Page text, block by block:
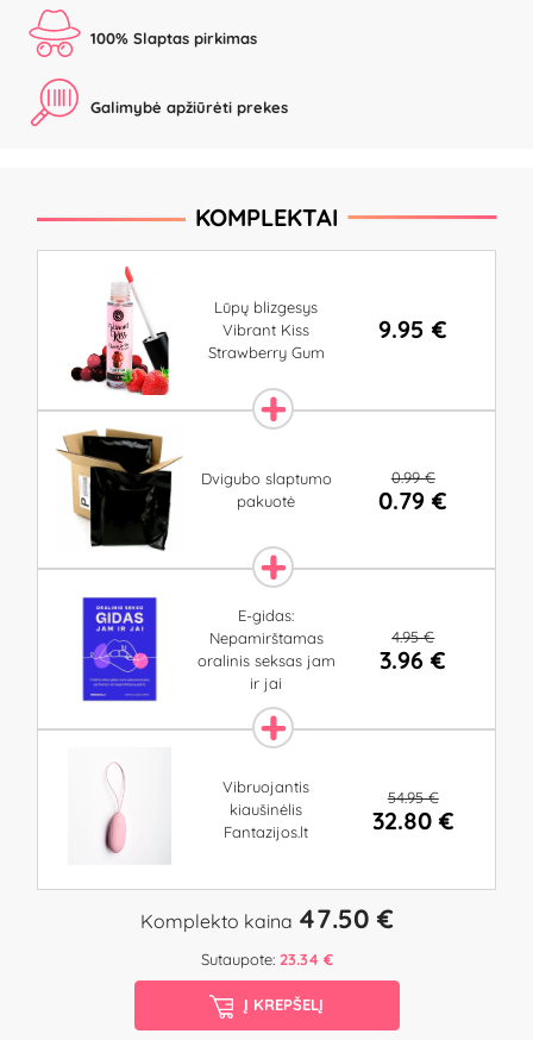
100% Slaptas pirkimas
Galimybė apžiūrėti prekes
KOMPLEKTAI
Lūpų blizgesys
Vibrant Kiss
Strawberry Gum
9.95 €
Dvigubo slaptumo
pakuotė
0.99 €
0.79 €
E-gidas:
Nepamirštamas
oralinis seksas jam
ir jai
4.95 €
3.96 €
Vibruojantis
kiaušinėlis
Fantazijos.lt
54.95 €
32.80 €
Komplekto kaina 47.50 €
Sutaupote: 23.34 €
Į KREPŠELĮ